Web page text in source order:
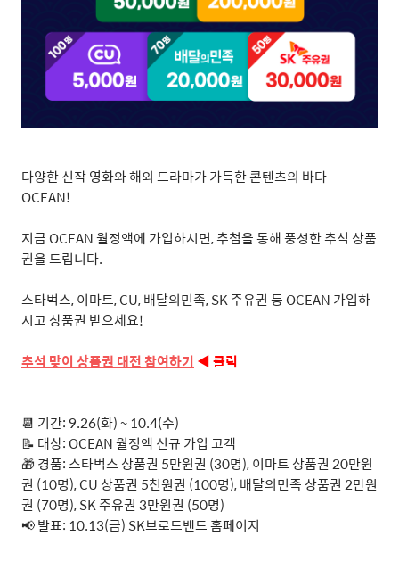
다양한 신작 영화와 해외 드라마가 가득한 콘텐츠의 바다
OCEAN!
지금 OCEAN 월정액에 가입하시면, 추첨을 통해 풍성한 추석 상품
권을 드립니다.
스타벅스, 이마트, CU, 배달의민족, SK 주유권 등 OCEAN 가입하
시고 상품권 받으세요!
추석 맞이 상품권 대전참여하기 ◀ 클릭
📆 기간: 9.26(화) ~ 10.4(수)
📝 대상: OCEAN 월정액 신규 가입 고객
🎁 경품: 스타벅스 상품권 5만원권 (30명), 이마트 상품권 20만원
권 (10명), CU 상품권 5천원권 (100명), 배달의민족 상품권 2만원
권 (70명), SK 주유권 3만원권 (50명)
📢 발표: 10.13(금) SK브로드밴드 홈페이지